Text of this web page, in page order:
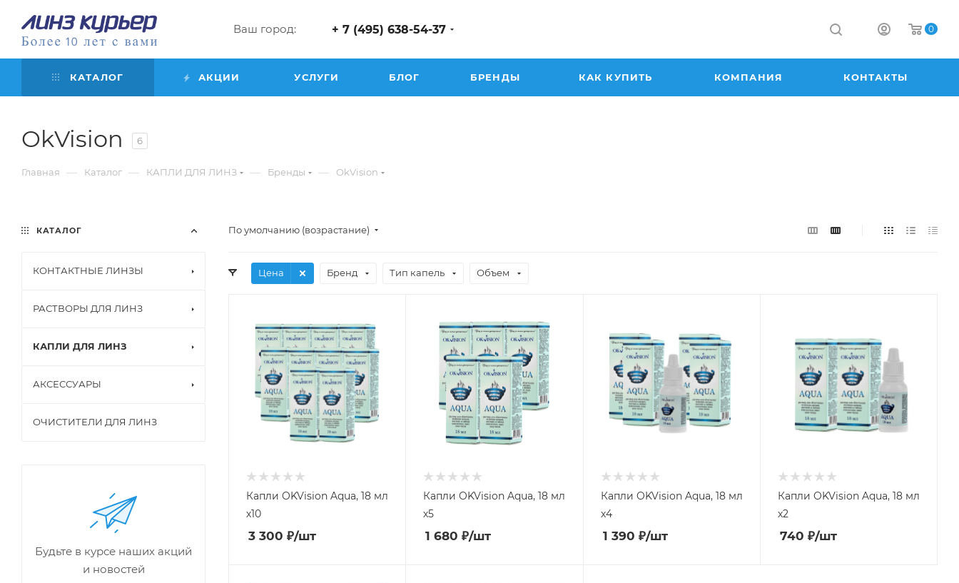
Ваш город: + 7 (495) 638-54-37 0
КАТАЛОГ АКЦИИ УСЛУГИ БЛОГ БРЕНДЫ КАК КУПИТЬ КОМПАНИЯ КОНТАКТЫ
OkVision 6
Главная — Каталог — КАПЛИ ДЛЯ ЛИНЗ — Бренды — OkVision
По умолчанию (возрастание)
Цена Бренд Тип капель Объем
Капли OKVision Aqua, 18 мл
х10
3 300 ₽/шт
Капли OKVision Aqua, 18 мл
х5
1 680 ₽/шт
Капли OKVision Aqua, 18 мл
х4
1 390 ₽/шт
Капли OKVision Aqua, 18 мл
х2
740 ₽/шт
КАТАЛОГ
КОНТАКТНЫЕ ЛИНЗЫ
РАСТВОРЫ ДЛЯ ЛИНЗ
КАПЛИ ДЛЯ ЛИНЗ
АКСЕССУАРЫ
ОЧИСТИТЕЛИ ДЛЯ ЛИНЗ
Будьте в курсе наших акций
и новостей